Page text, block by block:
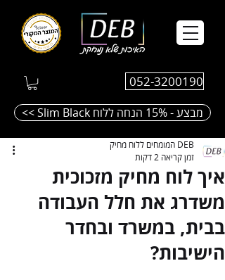
052-3200190
<< Slim Black מבצע - 15% הנחה ללוח
איך לוח מחיק מזכוכית
משדרג את חלל העבודה
בבית, במשרד ובחדר
הישיבות?
DEB המומחים ללוח מחיק
זמן קריאה 2 דקות